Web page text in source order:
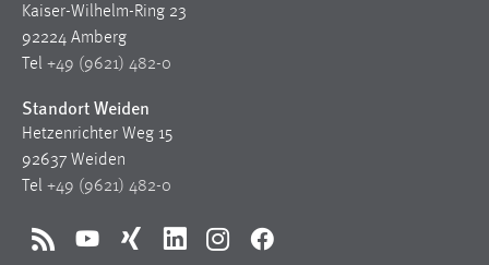
Kaiser-Wilhelm-Ring 23
92224 Amberg
Tel +49 (9621) 482-0
Standort Weiden
Hetzenrichter Weg 15
92637 Weiden
Tel +49 (9621) 482-0
RSS YouTubeXing LinkedInInstagramFacebook